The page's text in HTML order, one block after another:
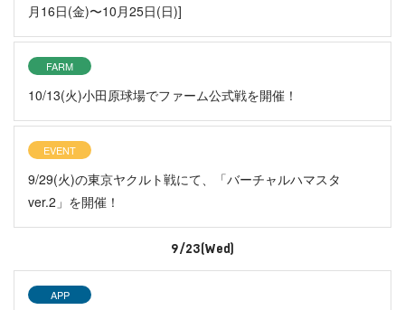
月16日(金)〜10月25日(日)]
FARM
10/13(火)小田原球場でファーム公式戦を開催！
EVENT
9/29(火)の東京ヤクルト戦にて、「バーチャルハマスタ
ver.2」を開催！
9/23(Wed)
APP